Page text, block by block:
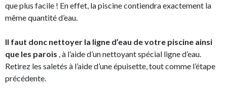
que plus facile ! En effet, la piscine contiendra exactement la
même quantité d’eau.
Il faut donc nettoyer la ligne d’eau de votre piscine ainsi
que les parois , à l’aide d’un nettoyant spécial ligne d’eau.
Retirez les saletés à l’aide d’une épuisette, tout comme l’étape
précédente.